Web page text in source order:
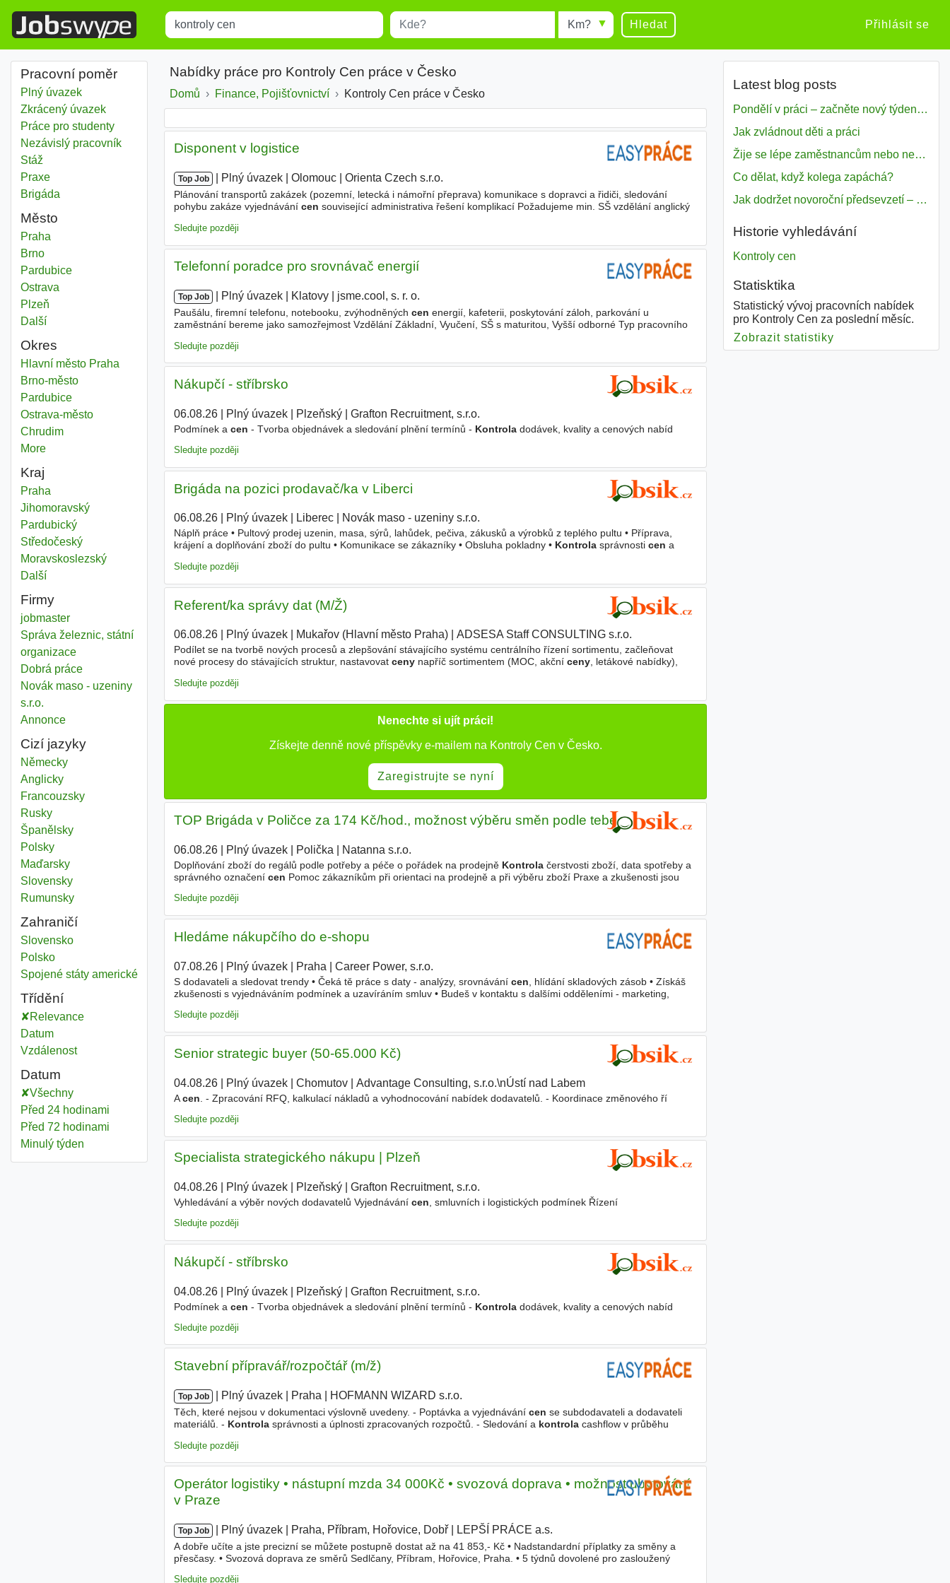
Title Místo
results.
Radius Hledat Přihlásit se
Pracovní poměr
Plný úvazek
Zkrácený úvazek
Práce pro studenty
Nezávislý pracovník
Stáž
Praxe
Brigáda
Město
Kontroly cen
Praha
Kontroly cen
Brno
Kontroly cen
Pardubice
Kontroly cen
Ostrava
Kontroly cen
Plzeň
Dalšíměsta
Okres
Kontroly cen
Hlavní město Praha
Kontroly cen
Brno-městoOkres
Kontroly cen
PardubiceOkres
Kontroly cen
Ostrava-městoOkres
Kontroly cen
ChrudimOkres
Moredistricts
Kraj
Kontroly cen
Praha
Kontroly cen
JihomoravskýKraj
Kontroly cen
PardubickýKraj
Kontroly cen
StředočeskýKraj
Kontroly cen
MoravskoslezskýKraj
Dalšíkraj
Firmy
jobmaster
Správa železnic, státní
organizace
Dobrá práce
Novák maso - uzeniny
s.r.o.
Annonce
Cizí jazyky
Německy
Anglicky
Francouzsky
Rusky
Španělsky
Polsky
Maďarsky
Slovensky
Rumunsky
Zahraničí
Kontroly cen
Slovensko
Kontroly cen
Polsko
Kontroly cen
Spojené státy americké
Třídění
Relevance
Datum
Vzdálenost
Datum
Všechny
Před 24 hodinami
Před 72 hodinami
Minulý týden
Nabídky práce pro Kontroly Cen práce v Česko
Domů Finance, Pojišťovnictví Kontroly Cen práce v Česko
Disponent v logistice
Top Job Plný úvazek Olomouc Orienta Czech s.r.o.
Plánování transportů zakázek (pozemní, letecká i námořní přeprava) komunikace s dopravci a řidiči, sledování
pohybu zakáze vyjednávání cen související administrativa řešení komplikací Požadujeme min. SŠ vzdělání anglický
Sledujte později
Telefonní poradce pro srovnávač energií
Top Job Plný úvazek Klatovy jsme.cool, s. r. o.
Paušálu, firemní telefonu, notebooku, zvýhodněných cen energií, kafeterii, poskytování záloh, parkování u
zaměstnání bereme jako samozřejmost Vzdělání Základní, Vyučení, SŠ s maturitou, Vyšší odborné Typ pracovního
Sledujte později
Nákupčí - stříbrsko
06.08.26| Plný úvazek| Plzeňský| Grafton Recruitment, s.r.o.
Podmínek a cen - Tvorba objednávek a sledování plnění termínů - Kontroladodávek, kvality a cenových nabíd
Sledujte později
Brigáda na pozici prodavač/ka v Liberci
06.08.26| Plný úvazek| Liberec| Novák maso - uzeniny s.r.o.
Náplň práce • Pultový prodej uzenin, masa, sýrů, lahůdek, pečiva, zákusků a výrobků z teplého pultu • Příprava,
krájení a doplňování zboží do pultu • Komunikace se zákazníky • Obsluha pokladny • Kontrolasprávnosti cen a
Sledujte později
Referent/ka správy dat (M/Ž)
06.08.26| Plný úvazek| Mukařov (Hlavní město Praha)| ADSESA Staff CONSULTING s.r.o.
Podílet se na tvorbě nových procesů a zlepšování stávajícího systému centrálního řízení sortimentu, začleňovat
nové procesy do stávajících struktur, nastavovat cenynapříč sortimentem (MOC, akční ceny, letákové nabídky),
Sledujte později
Nenechte si ujít práci!
Získejte denně nové příspěvky e-mailem na Kontroly Cen v Česko.
Zaregistrujte se nyní
TOP Brigáda v Poličce za 174 Kč/hod., možnost výběru směn podle tebe
06.08.26| Plný úvazek| Polička Natanna s.r.o.
Doplňování zboží do regálů podle potřeby a péče o pořádek na prodejně Kontrolačerstvosti zboží, data spotřeby a
správného označení cen Pomoc zákazníkům při orientaci na prodejně a při výběru zboží Praxe a zkušenosti jsou
Sledujte později
Hledáme nákupčího do e-shopu
07.08.26| Plný úvazek| Praha Career Power, s.r.o.
S dodavateli a sledovat trendy • Čeká tě práce s daty - analýzy, srovnávání cen , hlídání skladových zásob • Získáš
zkušenosti s vyjednáváním podmínek a uzavíráním smluv • Budeš v kontaktu s dalšími odděleními - marketing,
Sledujte později
Senior strategic buyer (50-65.000 Kč)
04.08.26| Plný úvazek| Chomutov| Advantage Consulting, s.r.o.\nÚstí nad Labem
Acen . - Zpracování RFQ, kalkulací nákladů a vyhodnocování nabídek dodavatelů. - Koordinace změnového ří
Sledujte později
Specialista strategického nákupu | Plzeň
04.08.26| Plný úvazek| Plzeňský| Grafton Recruitment, s.r.o.
Vyhledávání a výběr nových dodavatelů Vyjednávání cen , smluvních i logistických podmínek Řízení
Sledujte později
Nákupčí - stříbrsko
04.08.26| Plný úvazek| Plzeňský| Grafton Recruitment, s.r.o.
Podmínek a cen - Tvorba objednávek a sledování plnění termínů - Kontroladodávek, kvality a cenových nabíd
Sledujte později
Stavební přípravář/rozpočtář (m/ž)
Top Job Plný úvazek Praha HOFMANN WIZARD s.r.o.
Těch, které nejsou v dokumentaci výslovně uvedeny. - Poptávka a vyjednávání cen se subdodavateli a dodavateli
materiálů. - Kontrolasprávnosti a úplnosti zpracovaných rozpočtů. - Sledování a kontrolacashflow v průběhu
Sledujte později
Operátor logistiky • nástupní mzda 34 000Kč • svozová doprava • možnost ubytování
v Praze
Top Job Plný úvazek Praha, Příbram, Hořovice, Dobř LEPŠÍ PRÁCE a.s.
A dobře učíte a jste precizní se můžete postupně dostat až na 41 853,- Kč • Nadstandardní příplatky za směny a
přesčasy. • Svozová doprava ze směrů Sedlčany, Příbram, Hořovice, Praha. • 5 týdnů dovolené pro zasloužený
Sledujte později
Latest blog posts
Pondělí v práci – začněte nový týden s motivací
Jak zvládnout děti a práci
Žije se lépe zaměstnancům nebo nezavislým pracovníkům
Co dělat, když kolega zapáchá?
Jak dodržet novoroční předsevzetí – naše tipy pro dobrý začátek roku 2018
Historie vyhledávání
Kontroly cen
Statisktika
Statistický vývoj pracovních nabídek
pro Kontroly Cen za poslední měsíc.
Zobrazit statistiky